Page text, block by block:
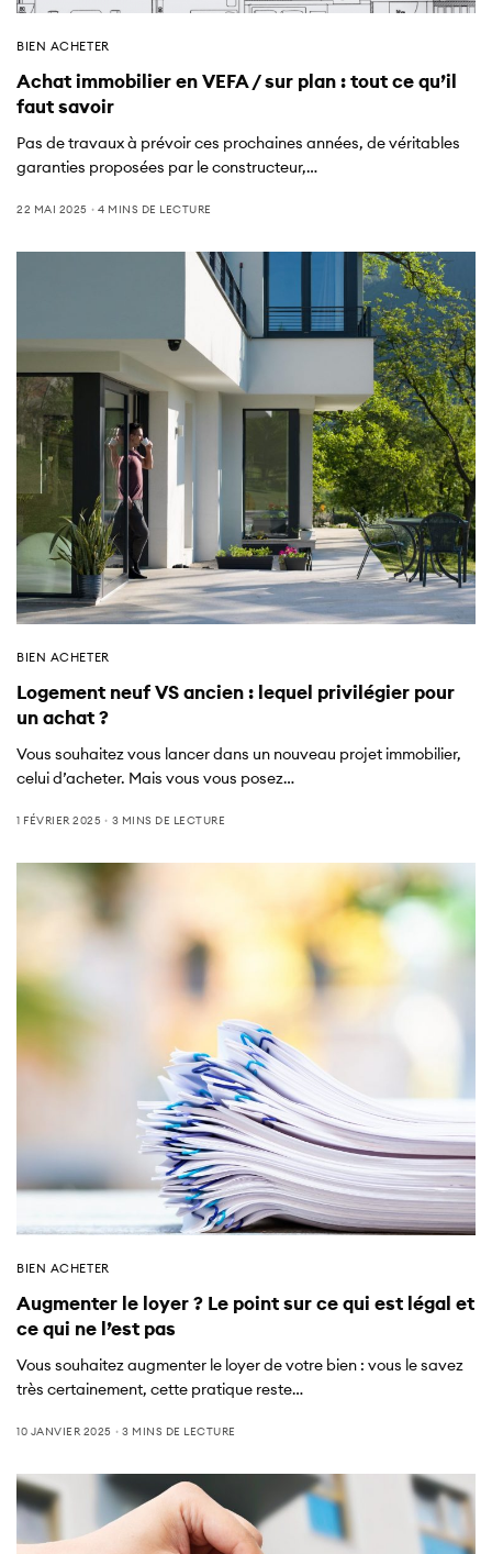
BIEN ACHETER
Achat immobilier en VEFA / sur plan : tout ce qu’il
faut savoir
Pas de travaux à prévoir ces prochaines années, de véritables
garanties proposées par le constructeur,…
22 MAI 2025 4 MINS DE LECTURE
BIEN ACHETER
Logement neuf VS ancien : lequel privilégier pour
un achat ?
Vous souhaitez vous lancer dans un nouveau projet immobilier,
celui d’acheter. Mais vous vous posez…
1 FÉVRIER 2025 3 MINS DE LECTURE
BIEN ACHETER
Augmenter le loyer ? Le point sur ce qui est légal et
ce qui ne l’est pas
Vous souhaitez augmenter le loyer de votre bien : vous le savez
très certainement, cette pratique reste…
10 JANVIER 2025 3 MINS DE LECTURE